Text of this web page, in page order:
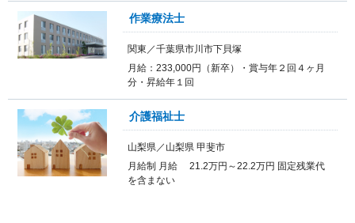
作業療法士
関東／千葉県市川市下貝塚
月給：233,000円（新卒）・賞与年２回４ヶ月
分・昇給年１回
介護福祉士
山梨県／山梨県 甲斐市
月給制 月給 21.2万円～22.2万円 固定残業代
を含まない